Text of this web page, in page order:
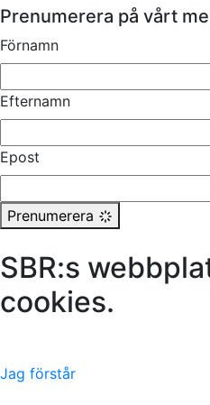
Prenumerera på vårt
Förnamn
Efternamn
Epost
Prenumerera
SBR:s
cookies.
Jag förstår